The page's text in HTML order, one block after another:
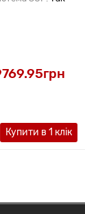
Купити в 1 клiк